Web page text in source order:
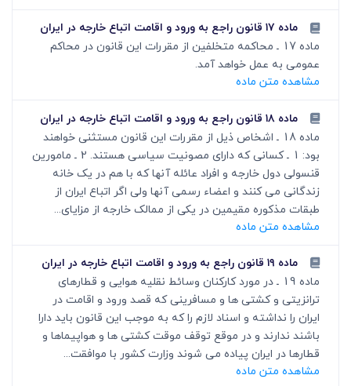
ماده ۱۷ قانون راجع به ورود و اقامت اتباع خارجه در ایران
ماده 17 ـ محاکمه متخلفین از مقررات این قانون در محاکم
عمومی به عمل خواهد آمد.
مشاهده متن ماده
ماده ۱۸ قانون راجع به ورود و اقامت اتباع خارجه در ایران
ماده 18 ـ اشخاص ذیل از مقررات این قانون مستثنی خواهند
بود: 1 ـ کسانی که دارای مصونیت سیاسی هستند. 2 ـ مامورین
قنسولی دول خارجه و افراد عائله آنها که با هم در یک خانه
زندگانی می کنند و اعضاء رسمی آنها ولی اگر اتباع ایران از
طبقات مذکوره مقیمین در یکی از ممالک خارجه از مزایای...
مشاهده متن ماده
ماده ۱۹ قانون راجع به ورود و اقامت اتباع خارجه در ایران
ماده 19 ـ در مورد کارکنان وسائط نقلیه هوایی و قطارهای
ترانزیتی و کشتی ها و مسافرینی که قصد ورود و اقامت در
ایران را نداشته و اسناد لازم را که به موجب این قانون باید دارا
باشند ندارند و در موقع توقف موقت کشتی ها و هواپیماها و
قطارها در ایران پیاده می شوند وزارت کشور با موافقت...
مشاهده متن ماده